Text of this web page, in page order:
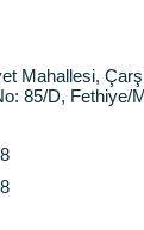
Mahallesi,
85/D, Fethiye/